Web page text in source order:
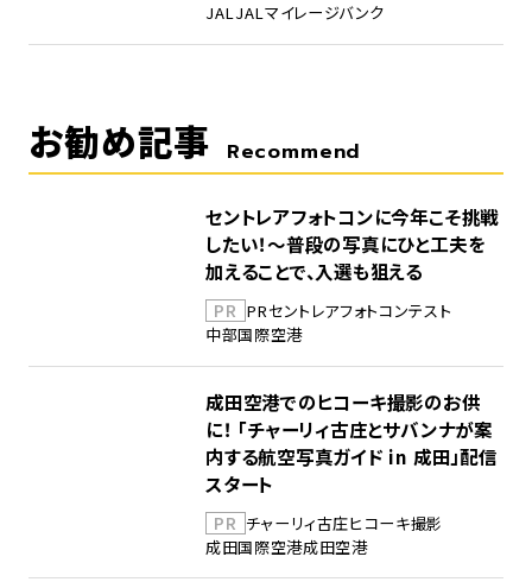
JALJALマイレージバンク
お勧め記事 Recommend
セントレアフォトコンに今年こそ挑戦
したい！～普段の写真にひと工夫を
加えることで、入選も狙える
PR PRセントレアフォトコンテスト
中部国際空港
成田空港でのヒコーキ撮影のお供
に！ 「チャーリィ古庄とサバンナが案
内する航空写真ガイド in 成田」配信
スタート
PR チャーリィ古庄ヒコーキ撮影
成田国際空港成田空港